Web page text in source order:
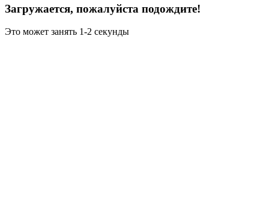
Загружается, пожалуйста подождите!
Это может занять 1-2 секунды